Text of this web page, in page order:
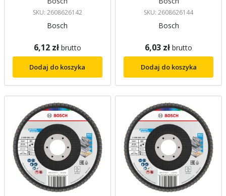
SKU: 2608626142
Bosch
6,12 zł brutto
Dodaj do koszyka
SKU: 2608626144
Bosch
6,03 zł brutto
Dodaj do koszyka